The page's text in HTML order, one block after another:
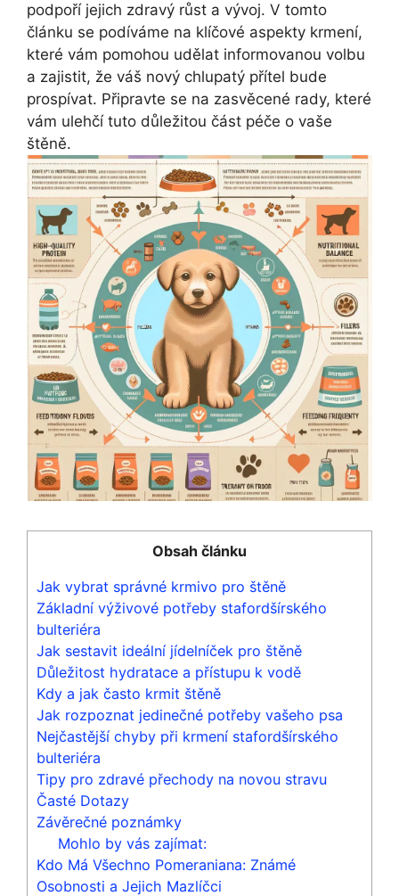
podpoří jejich zdravý růst a vývoj. V tomto
článku se podíváme na klíčové aspekty krmení,
které vám pomohou udělat informovanou volbu
a zajistit, že váš nový chlupatý přítel bude
prospívat. Připravte se na zasvěcené rady, které
vám ulehčí tuto důležitou část péče o vaše
štěně.
Obsah článku
Jak vybrat správné krmivo pro štěně
Základní výživové potřeby stafordšírského
bulteriéra
Jak sestavit ideální jídelníček pro štěně
Důležitost hydratace a přístupu k vodě
Kdy a jak často krmit štěně
Jak rozpoznat jedinečné potřeby vašeho psa
Nejčastější chyby při krmení stafordšírského
bulteriéra
Tipy pro zdravé přechody na novou stravu
Časté Dotazy
Závěrečné poznámky
Mohlo by vás zajímat:
Kdo Má Všechno Pomeraniana: Známé
Osobnosti a Jejich Mazlíčci